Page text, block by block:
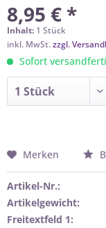
8,95 € *
Inhalt: 1 Stück
inkl. MwSt.zzgl.
Sofort
Merken
Artikel-Nr.:
Artikelgewicht:
Freitextfeld 1: